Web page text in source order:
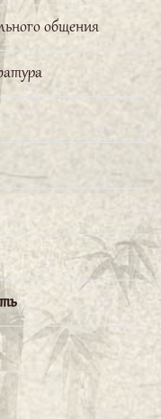
общения
профессору
всему коллективу
изучение
не сбавлять